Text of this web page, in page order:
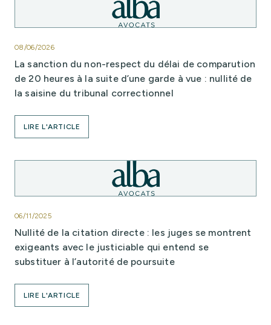
08/06/2026
La sanction du non-respect du délai de comparution
de 20 heures à la suite d’une garde à vue : nullité de
la saisine du tribunal correctionnel
LIRE L'ARTICLE
06/11/2025
Nullité de la citation directe : les juges se montrent
exigeants avec le justiciable qui entend se
substituer à l’autorité de poursuite
LIRE L'ARTICLE